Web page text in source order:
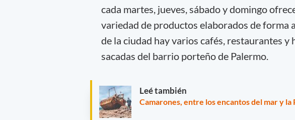
cada martes, jueves, sábado y domingo
variedad de productos elaborados de forma
de la ciudad hay varios cafés, restaurantes y
sacadas del barrio porteño de Palermo.
Leé también
Camarones, entre los encantos del mar y la